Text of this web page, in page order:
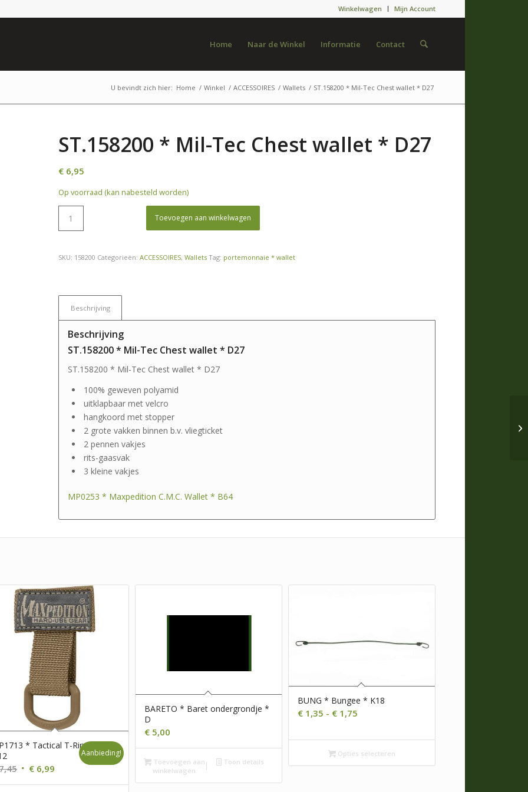
Winkelwagen Mijn Account
Home Naar de Winkel Informatie Contact
U bevindt zich hier: Home / Winkel / ACCESSOIRES / Wallets / ST.158200 * Mil-Tec Chest wallet * D27
ST.158200 * Mil-Tec Chest wallet * D27
€6,95
Op voorraad (kan nabesteld worden)
Toevoegen aan winkelwagen
SKU: 158200 Categorieën: ACCESSOIRES, Wallets Tag: portemonnaie * wallet
Beschrijving
Beschrijving
ST.158200 * Mil-Tec Chest wallet * D27
ST.158200 * Mil-Tec Chest wallet * D27
100% geweven polyamid
uitklapbaar met velcro
hangkoord met stopper
2 grote vakken binnen b.v. vliegticket
2 pennen vakjes
rits-gaasvak
3 kleine vakjes
MP0253 * Maxpedition C.M.C. Wallet * B64
* Tactical T-Ring *
Oorspronkelijke
prijs
€ 6,99 Huidige
prijs
Aanbieding!
BARETO * Baret ondergrondje *
D
€ 5,00
Toevoegen aan
winkelwagen
Toon details
BUNG * Bungee * K18
€ 1,35 - € 1,75
tot
€ 1,75
Opties selecteren